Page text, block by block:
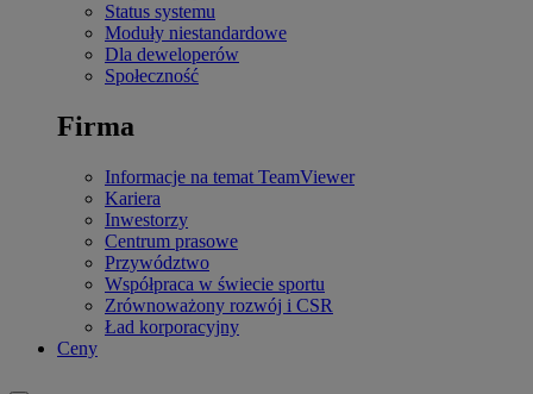
Status systemu
Moduły niestandardowe
Dla deweloperów
Społeczność
Firma
Informacje na temat TeamViewer
Kariera
Inwestorzy
Centrum prasowe
Przywództwo
Współpraca w świecie sportu
Zrównoważony rozwój i CSR
Ład korporacyjny
Ceny